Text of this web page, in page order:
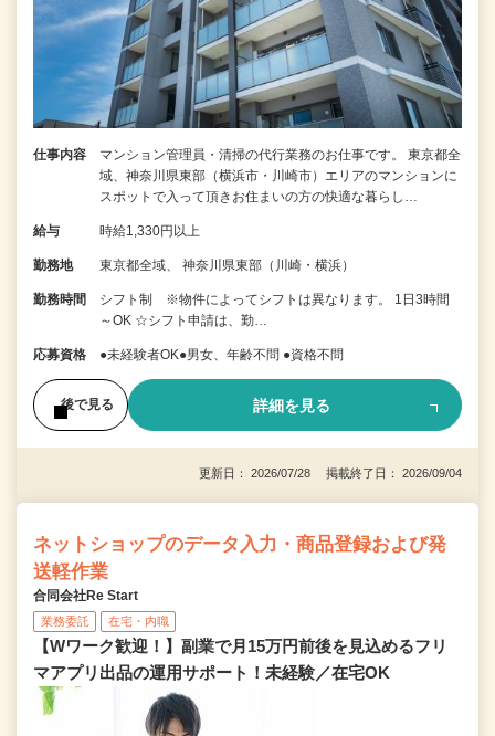
仕事内容
マンション管理員・清掃の代行業務のお仕事です。 東京都全
域、神奈川県東部（横浜市・川崎市）エリアのマンションに
スポットで入って頂きお住まいの方の快適な暮らし…
給与 時給1,330円以上
勤務地 東京都全域、 神奈川県東部（川崎・横浜）
勤務時間
シフト制 ※物件によってシフトは異なります。 1日3時間
～OK ☆シフト申請は、勤…
応募資格 ●未経験者OK●男女、年齢不問 ●資格不問
後で見る 詳細を見る
更新日： 2026/07/28 掲載終了日： 2026/09/04
ネットショップのデータ入力・商品登録および発
送軽作業
合同会社Re Start
業務委託 在宅・内職
【Wワーク歓迎！】副業で月15万円前後を見込めるフリ
マアプリ出品の運用サポート！未経験／在宅OK